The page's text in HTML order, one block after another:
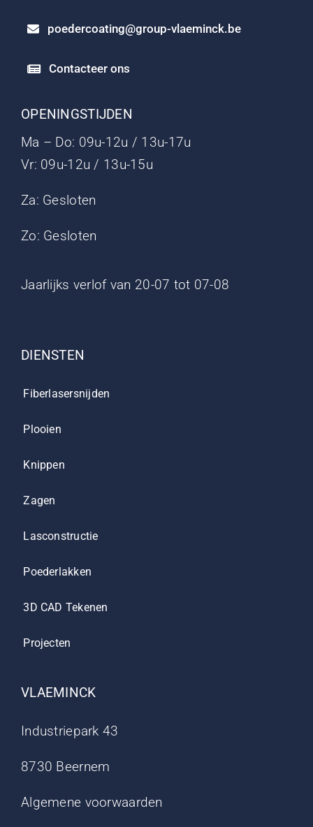
poedercoating@group-vlaeminck.be
Contacteer ons
OPENINGSTIJDEN
Ma – Do: 09u-12u / 13u-17u
Vr: 09u-12u / 13u-15u
Za: Gesloten
Zo: Gesloten
Jaarlijks verlof van 20-07 tot 07-08
DIENSTEN
Fiberlasersnijden
Plooien
Knippen
Zagen
Lasconstructie
Poederlakken
3D CAD Tekenen
Projecten
VLAEMINCK
Industriepark 43
8730 Beernem
Algemene voorwaarden